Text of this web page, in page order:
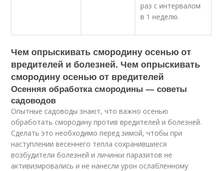
раз с интервалом
в 1 неделю.
Чем опрыскивать смородину осенью от
вредителей и болезней. Чем опрыскивать
смородину осенью от вредителей
Осенняя обработка смородины — советы
садоводов
Опытные садоводы знают, что важно осенью
обработать смородину против вредителей и болезней.
Сделать это необходимо перед зимой, чтобы при
наступлении весеннего тепла сохранившиеся
возбудители болезней и личинки паразитов не
активизировались и не нанесли урон ослабленному